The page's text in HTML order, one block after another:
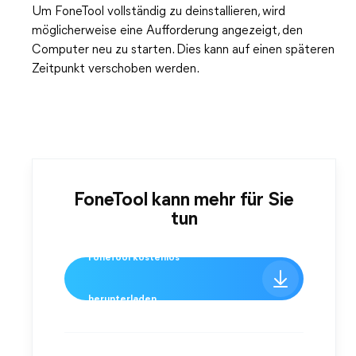
Um FoneTool vollständig zu deinstallieren, wird
möglicherweise eine Aufforderung angezeigt, den
Computer neu zu starten. Dies kann auf einen späteren
Zeitpunkt verschoben werden.
FoneTool kann mehr für Sie
tun
FoneTool kostenlos
herunterladen